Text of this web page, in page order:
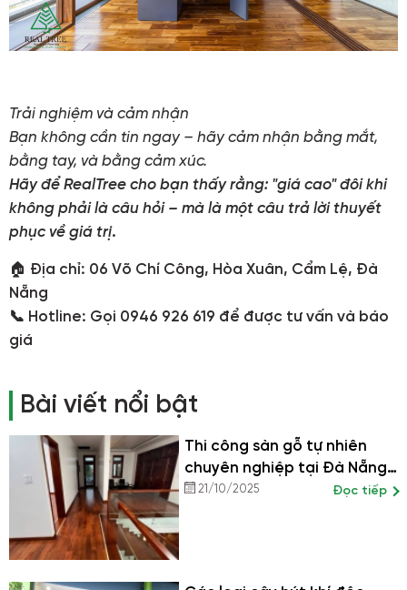
Trải nghiệm và cảm nhận
Bạn không cần tin ngay – hãy cảm nhận bằng mắt,
bằng tay, và bằng cảm xúc.
Hãy để RealTree cho bạn thấy rằng: "giá cao" đôi khi
không phải là câu hỏi – mà là một câu trả lời thuyết
phục về giá trị.
🏠 Địa chỉ: 06 Võ Chí Công, Hòa Xuân, Cẩm Lệ, Đà
Nẵng
📞 Hotline: Gọi 0946 926 619 để được tư vấn và báo
giá
Bài viết nổi bật
Thi công sàn gỗ tự nhiên
chuyên nghiệp tại Đà Nẵng
– Bền vững từ nền móng
21/10/2025 Đọc tiếp